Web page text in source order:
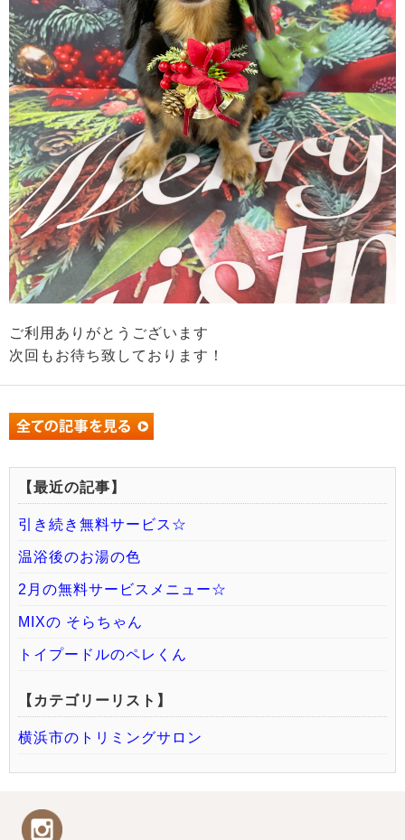
ご利用ありがとうございます
次回もお待ち致しております！
【最近の記事】
引き続き無料サービス☆
温浴後のお湯の色
2月の無料サービスメニュー☆
MIXの そらちゃん
トイプードルのペレくん
【カテゴリーリスト】
横浜市のトリミングサロン